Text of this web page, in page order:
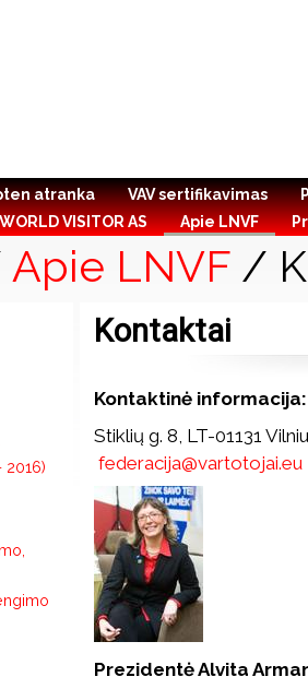
atranka VAV sertifikavimas
VISITOR AS
Apie LNVF
Apie LNVF/
2016)
Kontaktai
Kontaktinė informacija:
Stiklių g. 8, LT-01131
federacija@vartotojai.eu
Prezidentė Alvita